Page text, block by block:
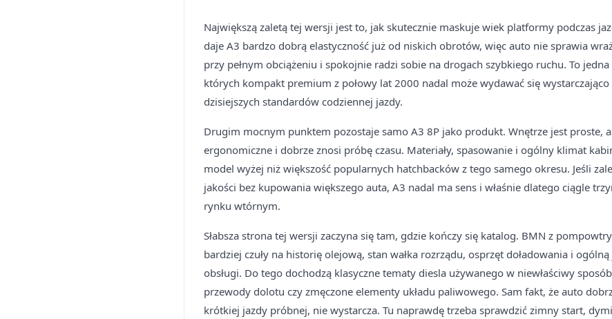
Największą zaletą tej wersji jest to, jak skutecznie maskuje wiek platformy podczas
daje A3 bardzo dobrą elastyczność już od niskich obrotów, więc auto nie sprawia
przy pełnym obciążeniu i spokojnie radzi sobie na drogach szybkiego ruchu. To
których kompakt premium z połowy lat 2000 nadal może wydawać się wystarczająco
dzisiejszych standardów codziennej jazdy.
Drugim mocnym punktem pozostaje samo A3 8P jako produkt. Wnętrze jest proste,
ergonomiczne i dobrze znosi próbę czasu. Materiały, spasowanie i ogólny klimat
model wyżej niż większość popularnych hatchbacków z tego samego okresu. Jeśli
jakości bez kupowania większego auta, A3 nadal ma sens i właśnie dlatego ciągle
rynku wtórnym.
Słabsza strona tej wersji zaczyna się tam, gdzie kończy się katalog. BMN z
bardziej czuły na historię olejową, stan wałka rozrządu, osprzęt doładowania i
obsługi. Do tego dochodzą klasyczne tematy diesla używanego w niewłaściwy
przewody dolotu czy zmęczone elementy układu paliwowego. Sam fakt, że auto
krótkiej jazdy próbnej, nie wystarcza. Tu naprawdę trzeba sprawdzić zimny start,